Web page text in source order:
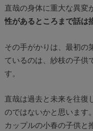
直哉の身体に重大な異変
性があるところまで話は
その手がかりは、最初の
ているのは、紗枝の子供
す。
直哉は過去と未来を往復
のではないかと思います
カップルの小春の子供と